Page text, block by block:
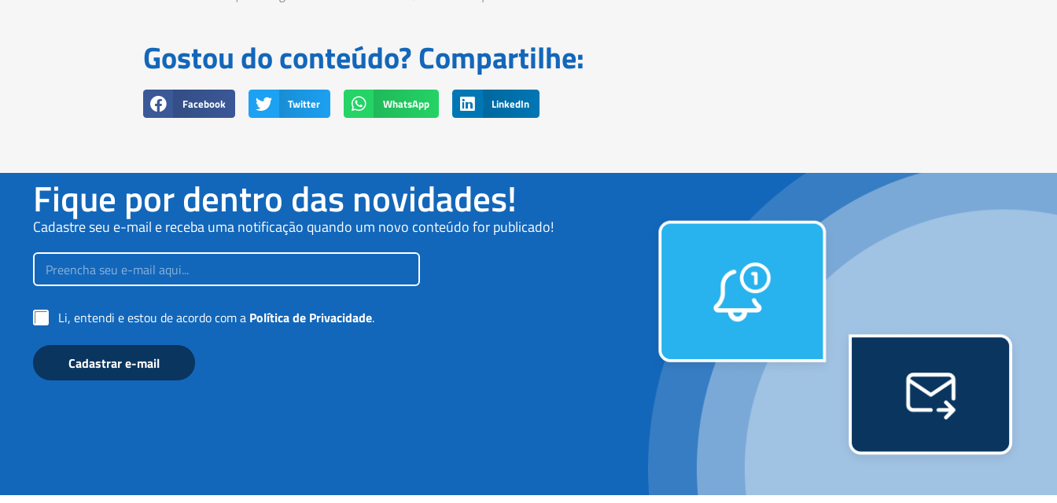
Gostou do conteúdo? Compartilhe:
Facebook Twitter WhatsApp LinkedIn
Fique por dentro das novidades!
Cadastre seu e-mail e receba uma notificação quando um novo conteúdo for publicado!
E
a
l
*C
x
a
C
a
x
a
Li, entendi e estou de acordo com a Política de Privacidade.
Cadastrar e-mail